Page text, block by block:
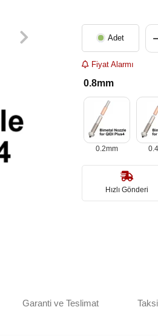
Adet
Fiyat Alarmı
0.8mm
0.2mm
Hızlı Gönderi
Garanti ve Teslimat